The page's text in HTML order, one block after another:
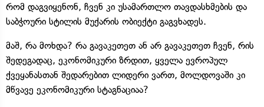
რომ დაგვიყენონ, ჩვენ კი უსამართლო თავდასხმების და
საბჭოური სტილის მუქარის ობიექტი გაგვხადეს.
მაშ, რა მოხდა? რა გავაკეთეთ ან არ გავაკეთეთ ჩვენ, რის
შედეგადაც, ეკონომიკური ზრდით, ყველა ევროპულ
ქვეყანასთან შედარებით ლიდერი ვართ, მოლდოვაში კი
მწვავე ეკონომიკური სტაგნაციაა?